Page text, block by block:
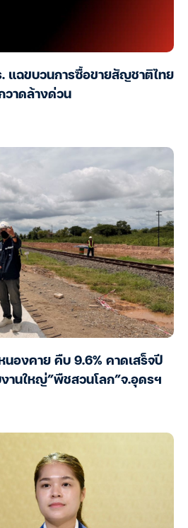
แฉขบวนการซื้อขายสัญชาติไทย
วาดล้างด่วน
องคาย คืบ 9.6% คาดเสร็จปี
งานใหญ่”พืชสวนโลก”จ.อุดรฯ